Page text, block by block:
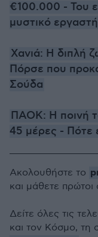
€100.000 - Του
μυστικό
Χανιά: Η διπλή
Πόρσε που
Σούδα
ΠΑΟΚ: Η ποινή
45 μέρες - Πότε
Ακολουθήστε το
και μάθετε πρώτοι
Δείτε όλες τις
και τον Κόσμο, τη